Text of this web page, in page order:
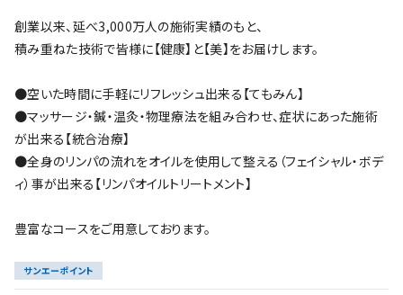
創業以来、延べ3,000万人の施術実績のもと、
積み重ねた技術で皆様に【健康】と【美】をお届けします。
●空いた時間に手軽にリフレッシュ出来る【てもみん】
●マッサージ・鍼・温灸・物理療法を組み合わせ、症状にあった施術
が出来る【統合治療】
●全身のリンパの流れをオイルを使用して整える（フェイシャル・ボデ
ィ）事が出来る【リンパオイルトリートメント】
豊富なコースをご用意しております。
サンエーポイント